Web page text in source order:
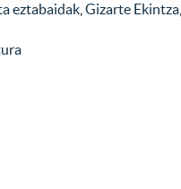
eztabaidak Gizarte Ekintza